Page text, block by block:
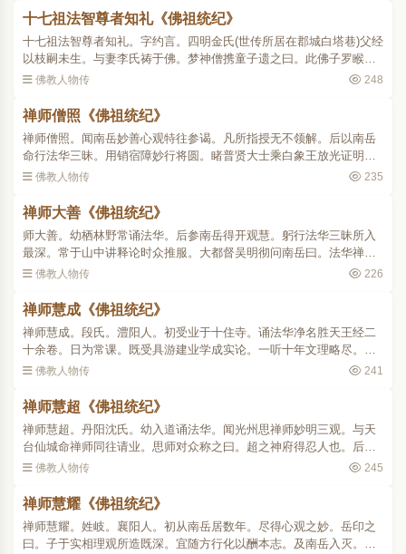
十七祖法智尊者知礼《佛祖统纪》
十七祖法智尊者知礼。字约言。四明金氏(世传所居在郡城白塔巷)父经
以枝嗣未生。与妻李氏祷于佛。梦神僧携童子遗之曰。此佛子罗睺罗
也。因而有娠。暨生遂以为名(太祖受周禅。建隆元年庚申也)神宇清粹
佛教人物传 248
禅师僧照《佛祖统纪》
禅师僧照。闻南岳妙善心观特往参谒。凡所指授无不领解。后以南岳
命行法华三昧。用销宿障妙行将圆。睹普贤大士乘白象王放光证明。
又感观音为其说法。于是顿悟玄旨辩才无碍。师于众中苦行禅定皆为
佛教人物传 235
禅师大善《佛祖统纪》
师大善。幼栖林野常诵法华。后参南岳得开观慧。躬行法华三昧所入
最深。常于山中讲释论时众推服。大都督吴明彻问南岳曰。法华禅门
真德几何。岳曰。信重三千业高四百。僧照得定最深。智顗说法无
佛教人物传 226
禅师慧成《佛祖统纪》
禅师慧成。段氏。澧阳人。初受业于十住寺。诵法华净名胜天王经二
十余卷。日为常课。既受具游建业学成实论。一听十年文理略尽。将
归本邑。闻南岳阐化之盛即往依之。岳以师依文生解激之曰。汝一生
佛教人物传 241
禅师慧超《佛祖统纪》
禅师慧超。丹阳沈氏。幼入道诵法华。闻光州思禅师妙明三观。与天
台仙城命禅师同往请业。思师对众称之曰。超之神府得忍人也。后入
嵩高饵药坐禅。隋太子勇。召集名德总会京师。以师行业不群。独留
佛教人物传 245
禅师慧耀《佛祖统纪》
禅师慧耀。姓岐。襄阳人。初从南岳居数年。尽得心观之妙。岳印之
曰。子于实相理观所造既深。宜随方行化以酬本志。及南岳入灭。师